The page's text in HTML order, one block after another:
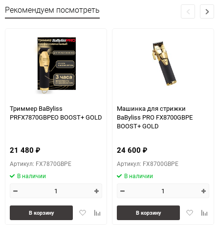
Рекомендуем посмотреть
Триммер BaByliss
PRFX7870GBPEO BOOST+ GOLD
21 480 ₽
Артикул: FX7870GBPE
В наличии
ДобавитьДобавить
В корзину
Машинка для стрижки
BaByliss PRO FX8700GBPE
BOOST+ GOLD
24 600 ₽
Артикул: FX8700GBPE
В наличии
Добавить
В корзину